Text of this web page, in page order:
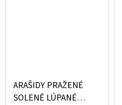
ARAŠIDY PRAŽENÉ
SOLENÉ LÚPANÉ